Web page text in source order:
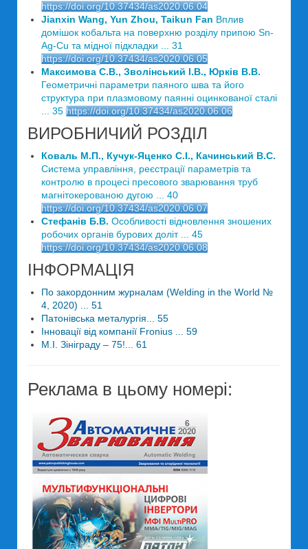
https://doi.org/10.37434/as2020.06.04
Jianxin Wang, Yun Zhou, Taikun Fan Вплив
домішок кобальта на поверхню розділу припою Sn-
Ag-Cu та мідної підкладки ... 31
https://doi.org/10.37434/as2020.06.05
Максимова С.В., Зволінський І.В., Юрків В.В.
Геометричні параметри паяного шва та його
структура при плазмовому паянні оцинкованої сталі
... 35 https://doi.org/10.37434/as2020.06.06
ВИРОБНИЧИЙ РОЗДІЛ
Коваль М.П., Кучук-Яценко С.І., Качинський В.С.
Система управління, реєстрації параметрів та
контролю в процесі пресового зварювання труб
магнітокерованою дугою ... 40
https://doi.org/10.37434/as2020.06.07
Стефанів Б.В. Особливості відновлення зношених
робочих органів бурових доліт ... 45
https://doi.org/10.37434/as2020.06.08
ІНФОРМАЦІЯ
По закордонним журналам (Welding in the World №
4, 2020) ... 51
Патонівська металургія... 55
Інновації від компанії Fronius ... 59
М.І. Зініграду – 75!... 61
Реклама в цьому номері: